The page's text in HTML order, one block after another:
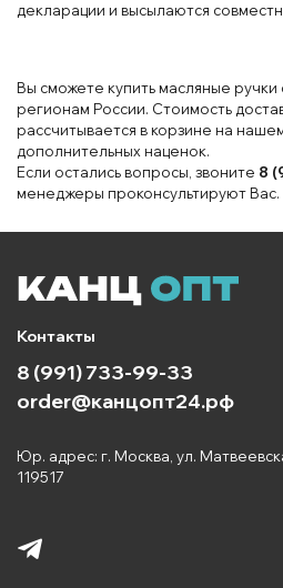
декларации и высылаются
Вы сможете купить масляные
регионам России. Стоимость
рассчитывается в корзине на
дополнительных наценок.
Если остались вопросы, звоните 8
менеджеры проконсультируют Вас.
Контакты
8 (991) 733-99-33
order@канцопт24.рф
Юр. адрес: г. Москва, ул.
119517